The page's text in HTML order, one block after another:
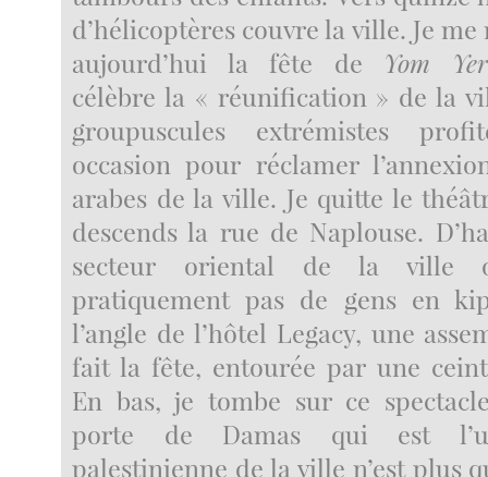
d’hélicoptères couvre la ville. Je me
aujourd’hui la fête de Yom
célèbre la « réunification » de la
groupuscules extrémistes
occasion pour réclamer
arabes de la ville. Je quitte le
descends la rue de Naplouse.
secteur oriental de la ville
pratiquement pas de gens en
l’angle de l’hôtel Legacy, une
fait la fête, entourée par une
En bas, je tombe sur ce
porte de Damas qui est
palestinienne de la ville n’est plus